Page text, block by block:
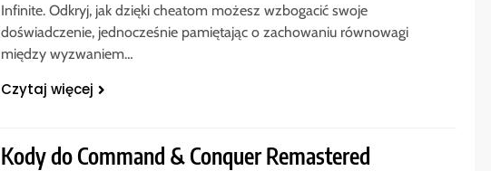
Infinite. Odkryj, jak dzięki cheatom możesz wzbogacić swoje
doświadczenie, jednocześnie pamiętając o zachowaniu równowagi
między wyzwaniem…
Czytaj więcej
Kody do Command & Conquer Remastered